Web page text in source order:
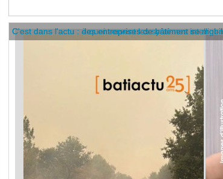
C'est dans l'actu : des entreprises de bâtiment se
C'est dans l'actu : à quoi servent les systèmes